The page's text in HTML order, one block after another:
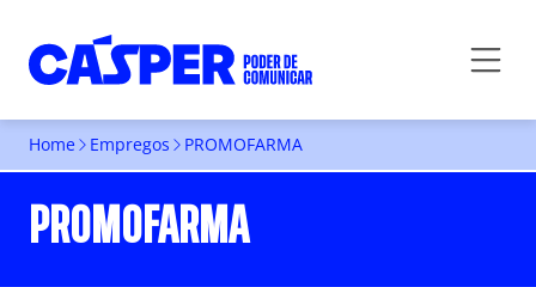
Home Empregos PROMOFARMA
PROMOFARMA